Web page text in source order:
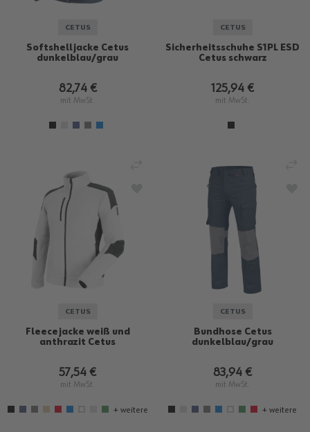
CETUS
Softshelljacke Cetus
dunkelblau/grau
82,74 €
mit MwSt.
CETUS
Sicherheitsschuhe S1PL ESD
Cetus schwarz
125,94 €
mit MwSt.
CETUS
Fleecejacke weiß und
anthrazit Cetus
57,54 €
mit MwSt.
+ weitere
ZUR WUNSCHLISTE HINZUFÜGEN
CETUS
Bundhose Cetus
dunkelblau/grau
83,94 €
mit MwSt.
+ weitere